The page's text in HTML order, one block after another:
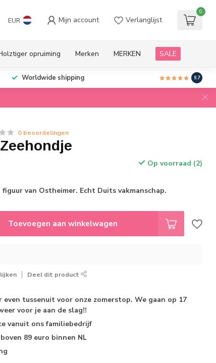
EUR Mijn account Verlanglijst
0
opruiming Merken MERKEN SALE
Worldwide shipping 9.7
0 beoordelingen
Op voorraad (2)
van Ostheimer. Echt Duits vakmanschap.
Toevoegen aan winkelwagen
Deel dit product
even tussenuit voor onze zomerstop. We gaan op 17
voor je aan de slag!!
vanuit ons familiebedrijf
boven 89 euro binnen NL